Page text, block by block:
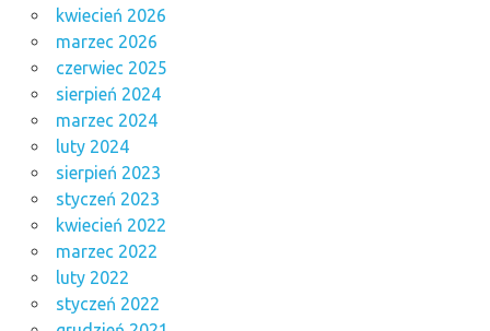
kwiecień 2026
marzec 2026
czerwiec 2025
sierpień 2024
marzec 2024
luty 2024
sierpień 2023
styczeń 2023
kwiecień 2022
marzec 2022
luty 2022
styczeń 2022